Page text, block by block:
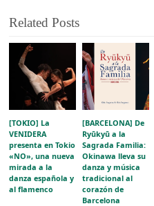
Related Posts
[TOKIO] La
VENIDERA
presenta en Tokio
«NO», una nueva
mirada a la
danza española y
al flamenco
[BARCELONA] De
Ryūkyū a la
Sagrada Familia:
Okinawa lleva su
danza y música
tradicional al
corazón de
Barcelona